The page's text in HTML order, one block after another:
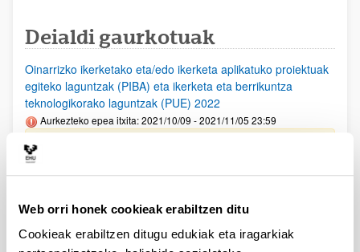
Web orri honek cookieak erabiltzen ditu
Cookieak erabiltzen ditugu edukiak eta iragarkiak
Deialdi gaurkotuak
Oinarrizko ikerketako eta/edo ikerketa aplikatuko proiektuak
egiteko laguntzak (PIBA) eta ikerketa eta berrikuntza
teknologikorako laguntzak (PUE) 2022
Aurkezteko epea itxita: 2021/10/09 - 2021/11/05 23:59
Beka emateko proposamena argitaratu da